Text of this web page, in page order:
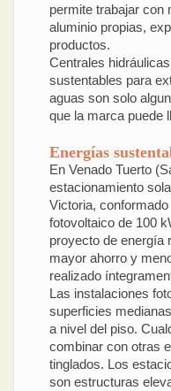
permite trabajar con
aluminio propias,
productos.
Centrales
sustentables para
aguas son solo
que la marca puede
Energías
En Venado Tuerto
estacionamiento
Victoria,
fotovoltaico de 100
proyecto de energía
mayor ahorro y
realizado
Las instalaciones
superficies
a nivel del piso.
combinar con otras
tinglados. Los
son estructuras